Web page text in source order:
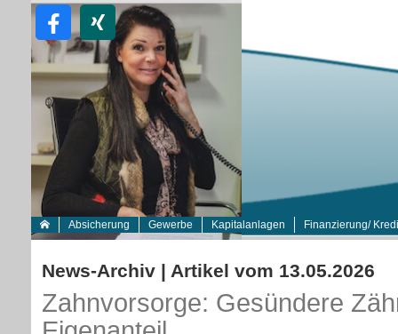
Absicherung Gewerbe Kapitalanlagen Finanzierung/
News-Archiv | Artikel vom 13.05.2026
Zahnvorsorge: Gesündere